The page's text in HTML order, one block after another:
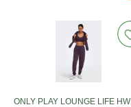
ONLY PLAY LOUNGE LIFE HW